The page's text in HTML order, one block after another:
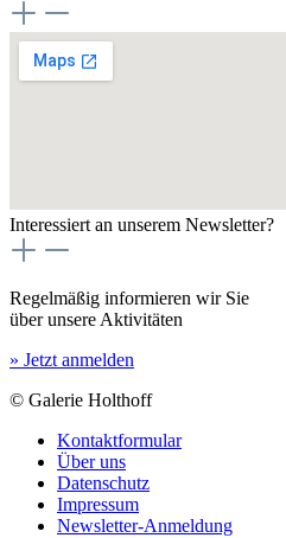
Interessiert an unserem Newsletter?
Regelmäßig informieren wir Sie
über unsere Aktivitäten
» Jetzt anmelden
© Galerie Holthoff
Kontaktformular
Über uns
Datenschutz
Impressum
Newsletter-Anmeldung